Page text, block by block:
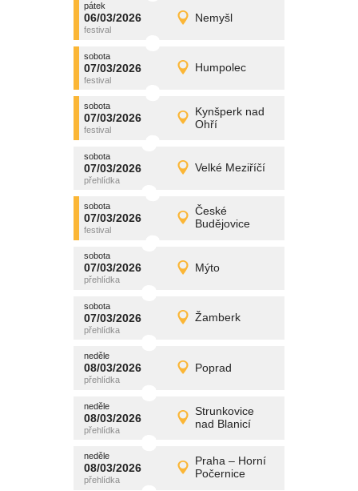
pátek
06/03/2026 Nemyšl
pátek
06/03/2026 Detail
promítání
sobota
07/03/2026 Humpolec
sobota
07/03/2026 Detail
promítání
sobota
07/03/2026
Kynšperk nad
Ohří
sobota
07/03/2026 Detail
promítání
sobota
07/03/2026 Velké Meziříčí
sobota
07/03/2026 Detail
promítání
sobota
07/03/2026
České
Budějovice
sobota
07/03/2026 Detail
promítání
sobota
07/03/2026 Mýto
sobota
07/03/2026 Detail
promítání
sobota
07/03/2026 Žamberk
sobota
07/03/2026 Detail
promítání
neděle
08/03/2026 Poprad
neděle
08/03/2026 Detail
promítání
neděle
08/03/2026
Strunkovice
nad Blanicí
neděle
08/03/2026 Detail
promítání
neděle
08/03/2026
Praha – Horní
Počernice
neděle
08/03/2026 Detail
promítání